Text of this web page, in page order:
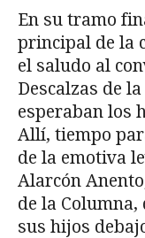
En su tramo
principal de la
el saludo al
Descalzas de
esperaban los
Allí, tiempo
de la emotiva
Alarcón
de la
sus hijos